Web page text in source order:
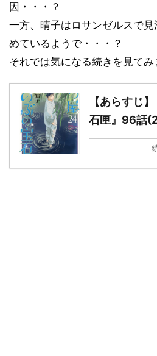
因・・・？
一方、晴子はロサンゼルスで
めているようで・・・？
それでは気になる続きを見てみ
【あらすじ
石匣』96話